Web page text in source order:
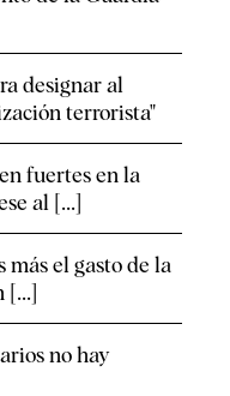
designar al
terrorista"
fuertes en la
al [...]
más el gasto de la
[...]
no hay